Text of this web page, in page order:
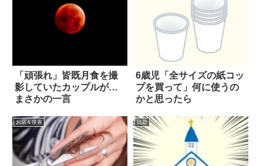
「頑張れ」皆既月食を撮
影していたカップルが…
まさかの一言
6歳児「全サイズの紙コッ
プを買って」何に使うの
かと思ったら
お店＆接客 話題